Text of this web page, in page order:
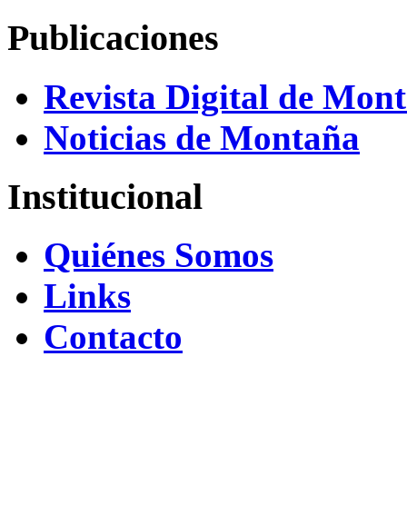
Publicaciones
Revista Digital de
Noticias de Montaña
Institucional
Quiénes Somos
Links
Contacto